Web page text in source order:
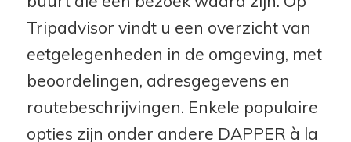
Tripadvisor vindt u een overzicht van
eetgelegenheden in de omgeving, met
beoordelingen, adresgegevens en
routebeschrijvingen. Enkele populaire
opties zijn onder andere DAPPER à la